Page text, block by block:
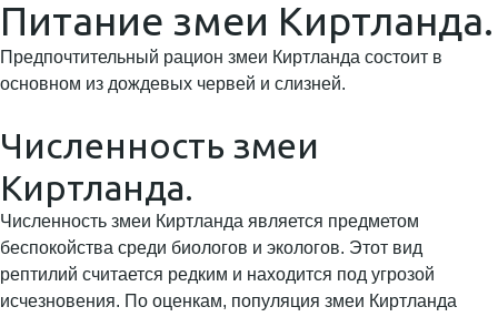
Питание змеи Киртланда.
Предпочтительный рацион змеи Киртланда состоит в
основном из дождевых червей и слизней.
Численность змеи
Киртланда.
Численность змеи Киртланда является предметом
беспокойства среди биологов и экологов. Этот вид
рептилий считается редким и находится под угрозой
исчезновения. По оценкам, популяция змеи Киртланда